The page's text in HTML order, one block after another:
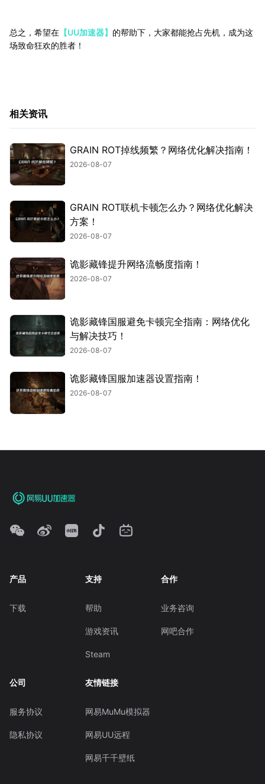
总之，希望在 【UU加速器】 的帮助下，大家都能抢占先机，成为这
场致命狂欢的胜者！
相关资讯
GRAIN ROT掉线频繁？网络优化解决指南！
2026-08-07
GRAIN ROT联机卡顿怎么办？网络优化解决
方案！
2026-08-07
诡影藏锋提升网络流畅度指南！
2026-08-07
诡影藏锋国服避免卡顿完全指南：网络优化
与解决技巧！
2026-08-07
诡影藏锋国服加速器设置指南！
2026-08-07
产品
下载
支持
帮助
游戏资讯
Steam
合作
业务咨询
网吧合作
公司
服务协议
隐私协议
友情链接
网易MuMu模拟器
网易UU远程
网易千千壁纸